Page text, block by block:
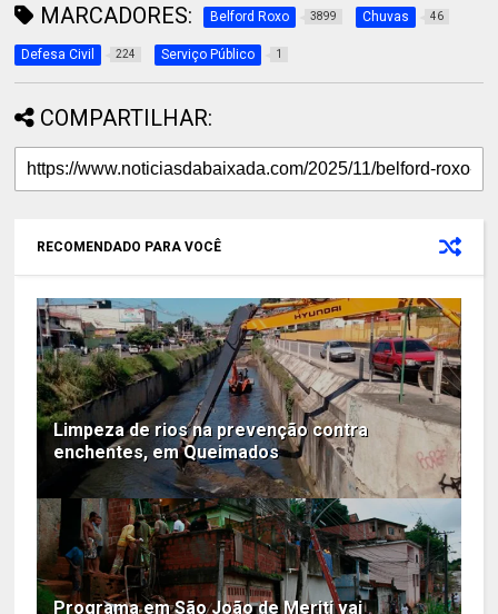
MARCADORES: Belford Roxo 3899 Chuvas 46
Defesa Civil 224 Serviço Público 1
COMPARTILHAR:
RECOMENDADO PARA VOCÊ
Limpeza de rios na prevenção contra
enchentes, em Queimados
Programa em São João de Meriti vai